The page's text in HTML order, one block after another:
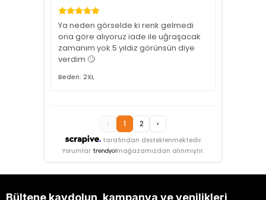
Ya neden görselde ki renk gelmedi
ona göre alıyoruz iade ile uğraşacak
zamanım yok 5 yıldız görünsün diye
verdim 🙄
Beden: 2XL
tarafından desteklenmektedir.
‹ 1 2 ›
Yorumlar mağazamızdan alınmıştır.
Bültene kaydolun, kampanya ve yenilikleri